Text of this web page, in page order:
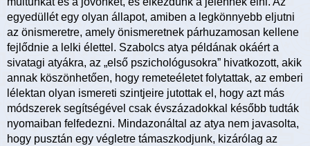
egyedüllét egy olyan állapot, amiben a legkönnyebb eljutni
az önismeretre, amely önismeretnek párhuzamosan kellene
fejlődnie a lelki élettel. Szabolcs atya példának okáért a
sivatagi atyákra, az „első pszichológusokra” hivatkozott, akik
annak köszönhetően, hogy remeteéletet folytattak, az emberi
lélektan olyan ismereti szintjeire jutottak el, hogy azt más
módszerek segítségével csak évszázadokkal később tudták
nyomaiban felfedezni. Mindazonáltal az atya nem javasolta,
hogy pusztán egy végletre támaszkodjunk, kizárólag az